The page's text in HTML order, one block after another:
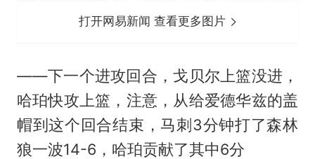
打开网易新闻 查看更多图片
——下一个进攻回合，戈贝尔上篮没进，
哈珀快攻上篮，注意，从给爱德华兹的盖
帽到这个回合结束，马刺3分钟打了森林
狼一波14-6，哈珀贡献了其中6分